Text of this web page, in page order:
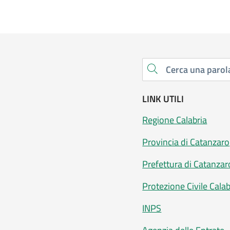
Cerca una parola chiave
LINK UTILI
Regione Calabria
Provincia di Catanzaro
Prefettura di
Protezione Civile
INPS